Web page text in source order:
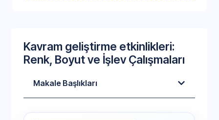
Kavram geliştirme etkinlikleri:
Renk, Boyut ve İşlev Çalışmaları
Makale Başlıkları